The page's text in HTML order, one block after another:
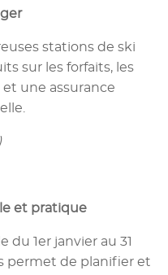
stations de ski
sur les forfaits, les
une assurance
et pratique
du 1er janvier au 31
permet de planifier et